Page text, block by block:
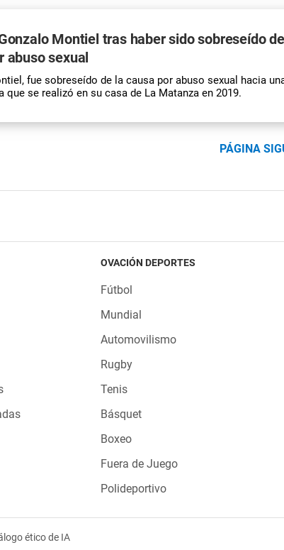
Montiel tras haber sido sobreseído
abuso sexual
fue sobreseído de la causa por abuso sexual hacia
que se realizó en su casa de La Matanza en 2019.
PÁGINA
OVACIÓN DEPORTES
Fútbol
Mundial
Automovilismo
Rugby
Tenis
Básquet
Boxeo
Fuera de Juego
Polideportivo
ético de IA